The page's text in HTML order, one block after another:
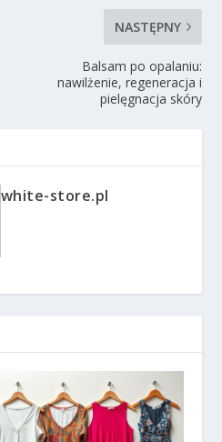
NASTĘPNY
Balsam po opalaniu:
nawilżenie, regeneracja i
pielęgnacja skóry
white-store.pl